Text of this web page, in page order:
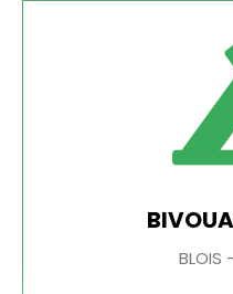
BLOIS